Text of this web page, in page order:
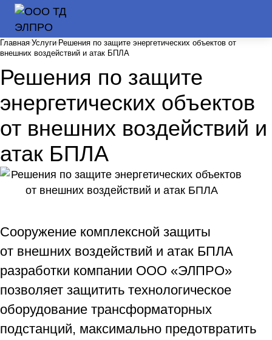
Главная Услуги Решения по защите энергетических объектов от
внешних воздействий и атак БПЛА
Решения по защите
энергетических объектов
от внешних воздействий и
атак БПЛА
Сооружение комплексной защиты
от внешних воздействий и атак БПЛА
разработки компании ООО «ЭЛПРО»
позволяет защитить технологическое
оборудование трансформаторных
подстанций, максимально предотвратить